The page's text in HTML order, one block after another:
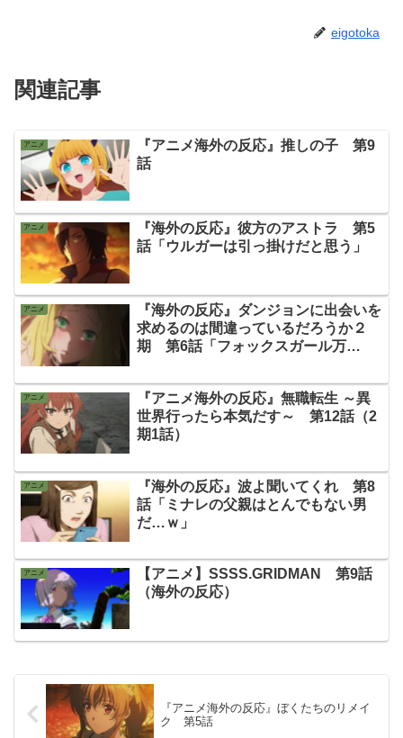
eigotoka
関連記事
アニメ
『アニメ海外の反応』推しの子 第9
話
アニメ
『海外の反応』彼方のアストラ 第5
話「ウルガーは引っ掛けだと思う」
アニメ
『海外の反応』ダンジョンに出会いを
求めるのは間違っているだろうか２
期 第6話「フォックスガール万
アニメ
『アニメ海外の反応』無職転生 ～異
世界行ったら本気だす～ 第12話（2
期1話）
アニメ
『海外の反応』波よ聞いてくれ 第8
話「ミナレの父親はとんでもない男
だ…ｗ」
アニメ
【アニメ】SSSS.GRIDMAN 第9話
（海外の反応）
『アニメ海外の反応』ぼくたちのリメイ
ク 第5話